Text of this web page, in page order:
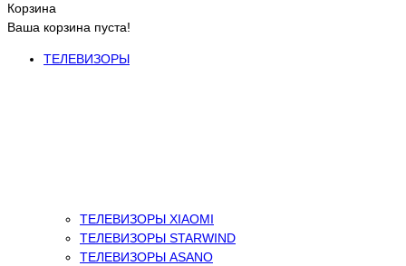
Корзина
Ваша корзина пуста!
ТЕЛЕВИЗОРЫ
ТЕЛЕВИЗОРЫ XIAOMI
ТЕЛЕВИЗОРЫ STARWIND
ТЕЛЕВИЗОРЫ ASANO